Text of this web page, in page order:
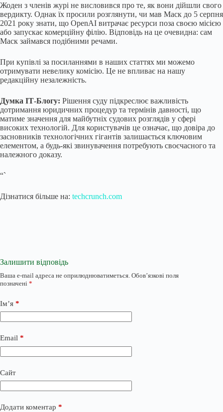
Жоден з членів журі не висловився про те, як вони дійшли свого
вердикту. Однак їх просили розглянути, чи мав Маск до 5 серпня
2021 року знати, що OpenAI витрачає ресурси поза своєю місією
або запускає комерційну філію. Відповідь на це очевидна: сам
Маск займався подібними речами.
При купівлі за посиланнями в наших статтях ми можемо
отримувати невелику комісію. Це не впливає на нашу
редакційну незалежність.
Думка ІТ-Блогу: Рішення суду підкреслює важливість
дотримання юридичних процедур та термінів давності, що
матиме значення для майбутніх судових розглядів у сфері
високих технологій. Для користувачів це означає, що довіра до
засновників технологічних гігантів залишається ключовим
елементом, а будь-які звинувачення потребують своєчасного та
належного доказу.
“`
Дізнатися більше на: techcrunch.com
Залишити відповідь
Ваша e-mail адреса не оприлюднюватиметься. Обов’язкові поля
позначені *
Ім’я *
Email *
Сайт
Додати коментар *